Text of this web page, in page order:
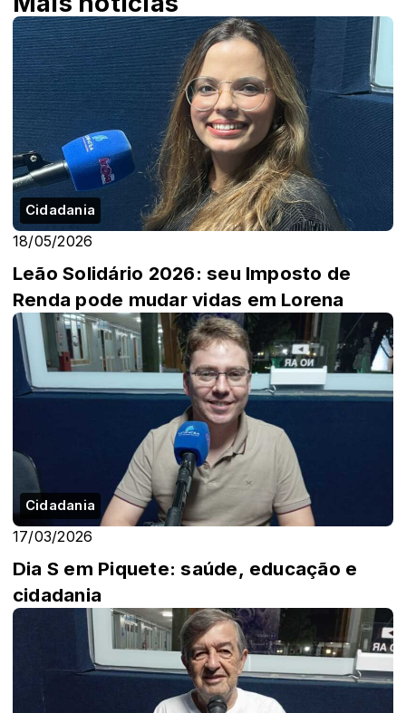
Cidadania
18/05/2026
Leão Solidário 2026: seu Imposto de
Renda pode mudar vidas em Lorena
Cidadania
17/03/2026
Dia S em Piquete: saúde, educação e
cidadania